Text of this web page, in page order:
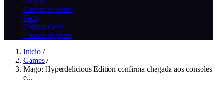
Cinema e Series
Tech
Cultura Geek
// todos os posts
Inicio /
Games /
Mago: Hyperdelicious Edition confirma chegada aos consoles
e...